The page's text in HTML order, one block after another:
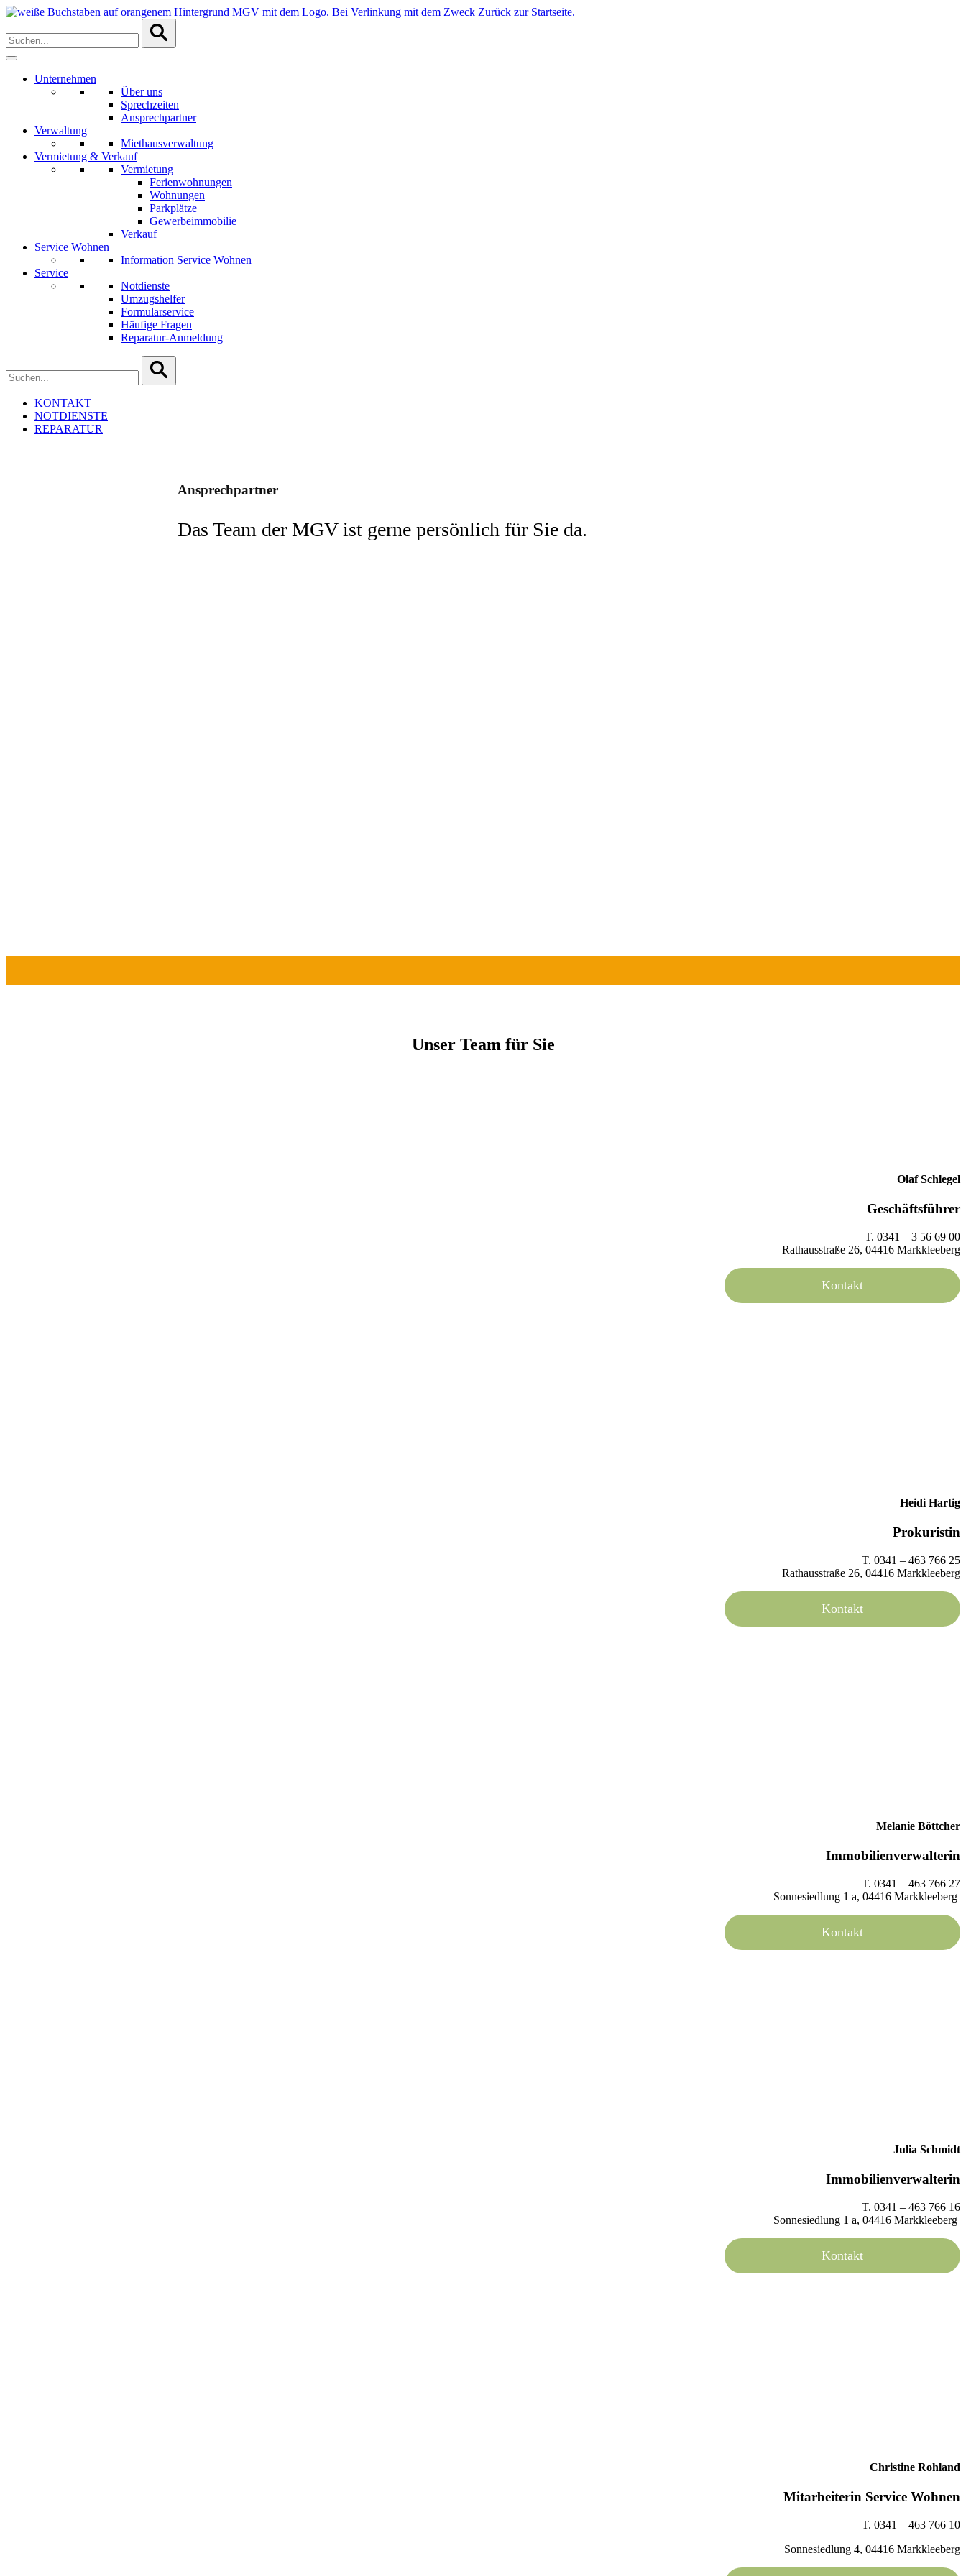
Zur
springen
Zum
springen
search
this
site,
enter
Unternehmen
Über uns
Sprechzeiten
Ansprechpartner
Verwaltung
Miethausverwaltung
Vermietung & Verkauf
Vermietung
Ferienwohnungen
Wohnungen
Parkplätze
Gewerbeimmobilie
Verkauf
Service Wohnen
Information Service Wohnen
Service
Notdienste
Umzugshelfer
Formularservice
Häufige Fragen
Reparatur-Anmeldung
search
this
enter
KONTAKT
NOTDIENSTE
REPARATUR
Ansprechpartner
Das Team der MGV ist gerne persönlich für Sie da.
Unser Team für Sie
Olaf Schlegel
Geschäftsführer
T. 0341 – 3 56 69 00
Rathausstraße 26, 04416 Markkleeberg
Kontakt
Heidi Hartig
Prokuristin
T. 0341 – 463 766 25
Rathausstraße 26, 04416 Markkleeberg
Kontakt
Melanie Böttcher
Immobilienverwalterin
T. 0341 – 463 766 27
Sonnesiedlung 1 a, 04416 Markkleeberg
Kontakt
Julia Schmidt
Immobilienverwalterin
T. 0341 – 463 766 16
Sonnesiedlung 1 a, 04416 Markkleeberg
Kontakt
Christine Rohland
Mitarbeiterin Service Wohnen
T. 0341 – 463 766 10
Sonnesiedlung 4, 04416 Markkleeberg